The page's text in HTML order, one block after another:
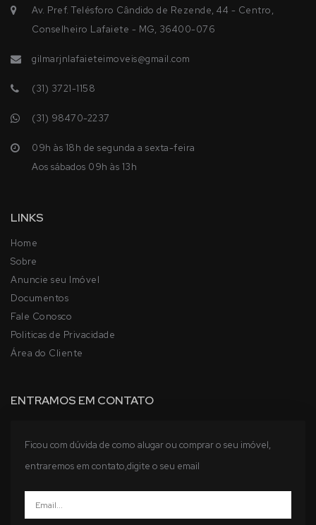
Av. Pref. Telésforo Cândido de Rezende, 44 - Centro,
Conselheiro Lafaiete - MG, 36400-076
gilmarjnlafaieteimoveis@gmail.com
(31) 3721-1158
(31) 98470-2237
09h às 18h de segunda a sexta-feira
Aos sábados 09h às 13h
LINKS
Home
Sobre
Anuncie seu Imóvel
Documentos
Fale Conosco
Politicas de Privacidade
Área do Cliente
ENTRAMOS EM CONTATO
Ficou com dúvida de como alugar ou comprar o seu imóvel,
entraremos em contato,digite o seu email